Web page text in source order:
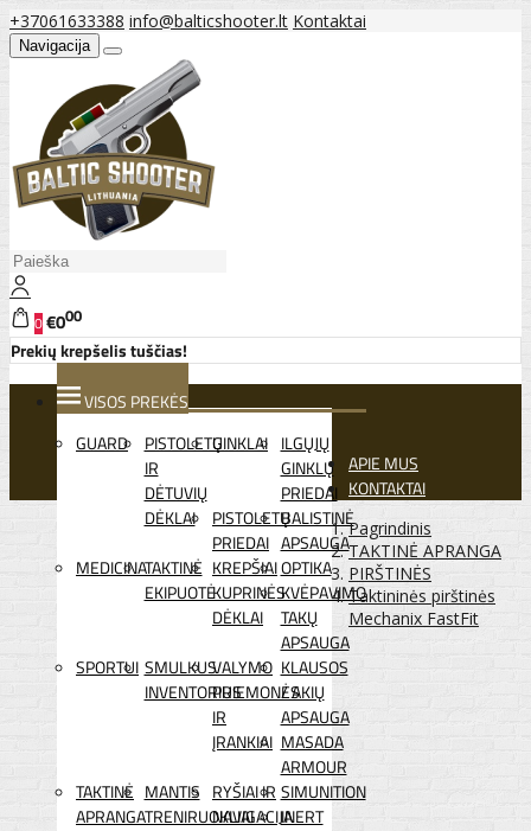
+37061633388 info@balticshooter.lt Kontaktai
Navigacija
0€000
Prekių krepšelis tuščias!
VISOS PREKĖS
GUARD
PISTOLETŲ
IR
DĖTUVIŲ
DĖKLAI
GINKLAI ILGŲJŲ
GINKLŲ
PRIEDAI
PISTOLETŲ
PRIEDAI
BALISTINĖ
APSAUGA
MEDICINATAKTINĖ
EKIPUOTĖ
KREPŠIAI
KUPRINĖS
DĖKLAI
OPTIKA
KVĖPAVIMO
TAKŲ
APSAUGA
SPORTUI SMULKUS
INVENTORIUS
VALYMO
PRIEMONĖS
IR
ĮRANKIAI
KLAUSOS
/ AKIŲ
APSAUGA
MASADA
ARMOUR
TAKTINĖ
APRANGA
MANTIS
TRENIRUOKLIAI
RYŠIAI IR
NAVIGACIJA
SIMUNITION
INERT
APIE MUS
KONTAKTAI
Pagrindinis
TAKTINĖ APRANGA
PIRŠTINĖS
Taktininės pirštinės
Mechanix FastFit